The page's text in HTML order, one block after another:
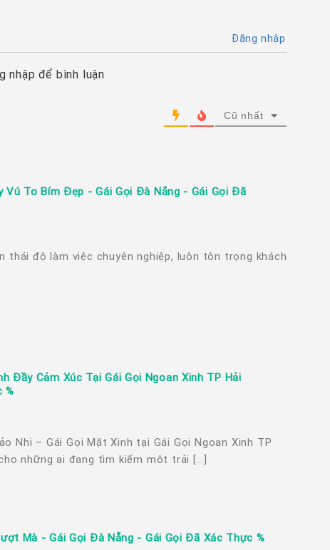
Đăng nhập
nhập để bình luận
Cũ nhất
Vú To Bím Đẹp - Gái Gọi Đà Nắng - Gái Gọi Đã
thái độ làm việc chuyên nghiệp, luôn tôn trọng khách
Đầy Cảm Xúc Tại Gái Gọi Ngoan Xinh TP Hải
%
Nhi – Gái Gọi Mặt Xinh tại Gái Gọi Ngoan Xinh TP
những ai đang tìm kiếm một trải […]
Mà - Gái Gọi Đà Nẵng - Gái Gọi Đã Xác Thực %